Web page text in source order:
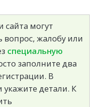
сайта могут
вопрос, жалобу или
специальную
заполните два
В
укажите детали. К